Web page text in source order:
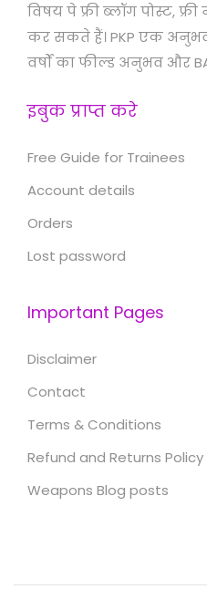
विषय पे फ्री ब्लॉग पोस्ट,
कर सकते हैं। PKP एक
वर्षों का फील्ड अनुभव और BA,
इबुक प्राप्त करे
Free Guide for Trainees
Account details
Orders
Lost password
Important Pages
Disclaimer
Contact
Terms & Conditions
Refund and Returns Policy
Weapons Blog posts